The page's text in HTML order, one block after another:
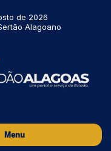
de 2026
Alagoano
Menu